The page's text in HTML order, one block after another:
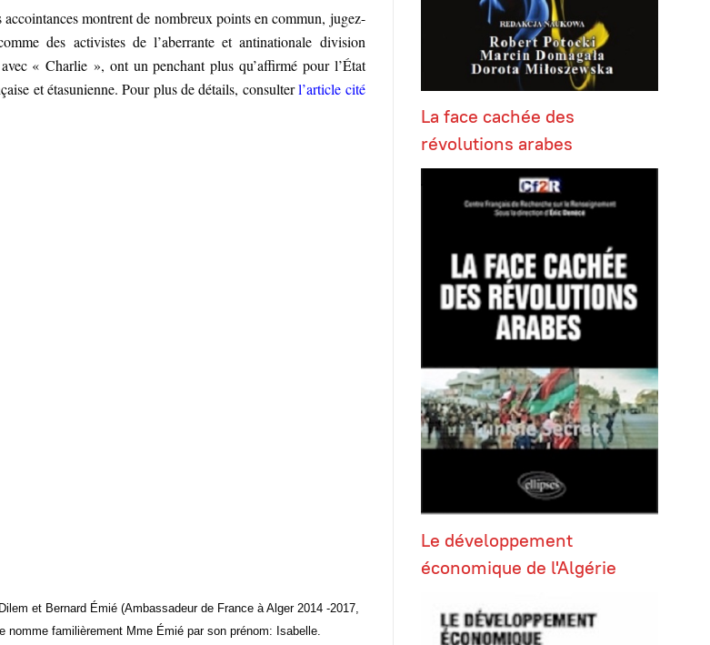
montrent de nombreux points en commun, jugez-
des activistes de l’aberrante et antinationale division
« Charlie », ont un penchant plus qu’affirmé pour l’État
et étasunienne. Pour plus de détails, consulterl’article cité
et Bernard Émié (Ambassadeur de France à Alger 2014 -2017,
nomme familièrement Mme Émié par son prénom: Isabelle.
La face cachée des
révolutions arabes
Le développement
économique de l'Algérie